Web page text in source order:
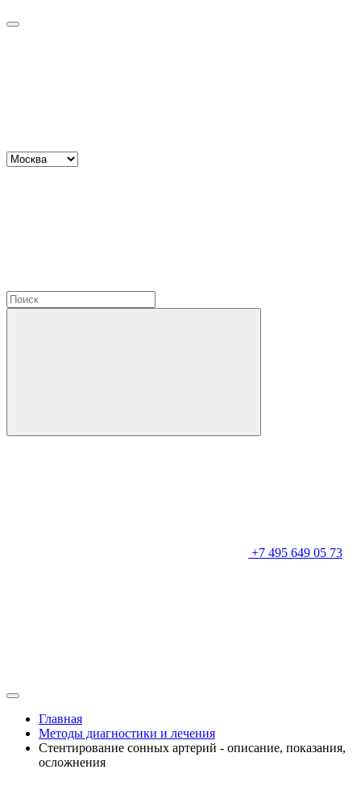
+7 495 649 05 73
Главная
Методы диагностики и лечения
Стентирование сонных артерий - описание, показания,
осложнения